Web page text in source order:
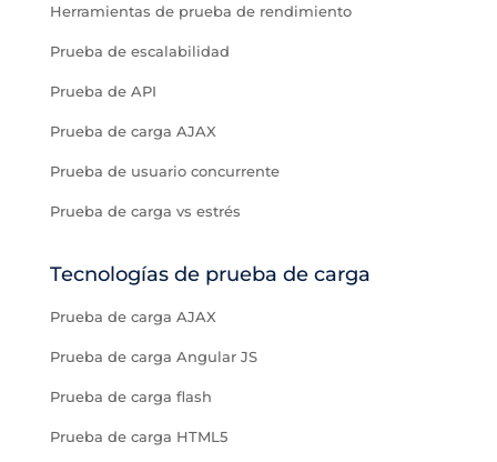
Herramientas de prueba de rendimiento
Prueba de escalabilidad
Prueba de API
Prueba de carga AJAX
Prueba de usuario concurrente
Prueba de carga vs estrés
Tecnologías de prueba de carga
Prueba de carga AJAX
Prueba de carga Angular JS
Prueba de carga flash
Prueba de carga HTML5